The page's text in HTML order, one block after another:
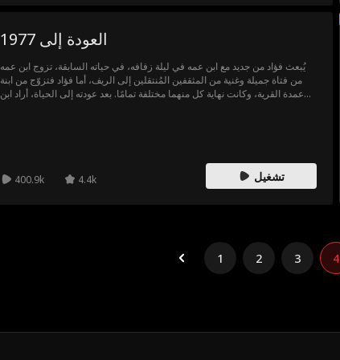
العودة إلى 1977
يُبعث فؤاد من جديد مع ابن عمه في ليلة زفافه، في حياته السابقة، تزوج ابن عمه
من فتاة جميلة وغنية من المثقفين المُنتقلين إلى الريف، أما فؤاد فتزوّج من ابنة
عمدة القرية، وكانت نهاية كل منهما مختلفة تمامًا. بعد عودته إلى الحياة، أراد ابن
400.9k 4.4k تشغيل
1 2 3 4